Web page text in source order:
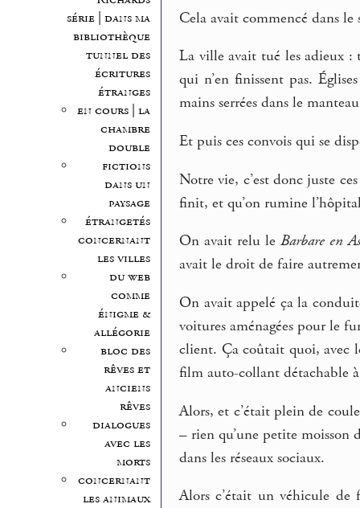
série | dans ma
bibliothèque
tunnel des
écritures
étranges
en cours | la
chambre
double
fictions
dans un
paysage
étrangetés
concernant
les villes
du web
comme
énigme &
allégorie
bloc des
rêves et
anciens
rêves
dialogues
avec les
morts
concernant
les animaux
Cela avait commencé dans
La ville avait tué les adieux :
qui n’en finissent pas.
mains serrées dans le
Et puis ces convois qui se
Notre vie, c’est donc juste
finit, et qu’on rumine
On avait relu le Barbare en
avait le droit de faire
On avait appelé ça la
voitures aménagées pour le
client. Ça coûtait quoi, avec
film auto-collant détachable
Alors, et c’était plein de
– rien qu’une petite moisson
dans les réseaux sociaux.
Alors c’était un véhicule de